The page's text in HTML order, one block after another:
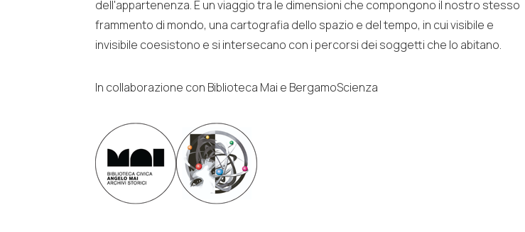
dell'appartenenza. È un viaggio tra le dimensioni che compongono il nostro stesso
frammento di mondo, una cartografia dello spazio e del tempo, in cui visibile e
invisibile coesistono e si intersecano con i percorsi dei soggetti che lo abitano.
In collaborazione con Biblioteca Mai e BergamoScienza